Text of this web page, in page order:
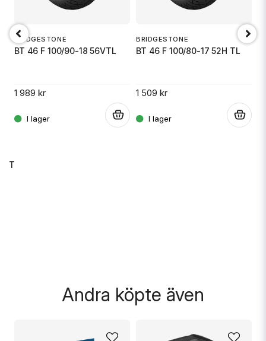
TT
BRIDGESTONE
BT 46 F 100/90-18 56VTL
1 989 kr
BRIDGESTONE
BT 46 F 100/80-17 52H TL
1 509 kr
Andra köpte även